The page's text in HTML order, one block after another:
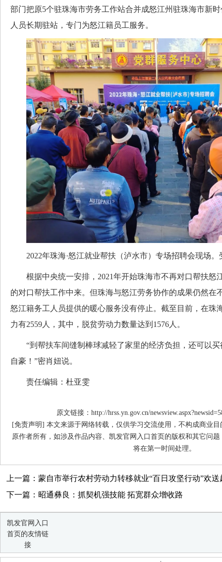
部门把原5个驻珠海市劳务工作站合并成怒江州驻珠海市新
人员长期驻站，专门为怒江籍员工服务。
2022年珠海·怒江就业帮扶（泸水市）专场招聘会现场。
根据中央统一安排，2021年开始珠海市不再对口帮扶怒
的对口帮扶工作中来。但珠海与怒江劳务协作的成果仍然在
怒江籍务工人员提供的暖心服务没有停止。截至目前，在珠
力有2559人，其中，脱贫劳动力数量达到1576人。
“到帮扶车间缝制棒球减轻了家里的经济负担，还可以买
自豪！”密肖妞说。
责任编辑：杜亚雯
原文链接：http://hrss.yn.gov.cn/
[免责声明] 本文来源于网络转载，仅供学习交流使用，不构成商业
原作者所有，如涉及作品内容、凯发官网入口首页的版权和其它问
将在第一时间处理。
上一篇：蒙自市举行农村劳动力转移就业“百日攻坚行动”欢
下一篇：昭通彝良：抓契机强技能 拓宽群众增收路
凯发官网入口
首页的友情链
接